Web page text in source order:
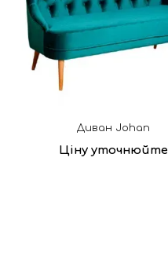
Диван Johan
Ціну уточнюйте